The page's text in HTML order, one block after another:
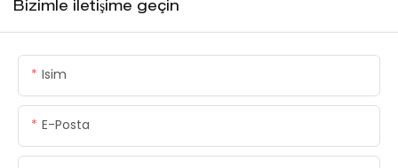
Bizimle iletişime geçin
Isim
E-Posta